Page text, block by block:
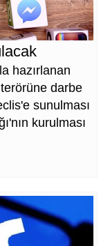
hazırlanan
darbe
sunulması
kurulması